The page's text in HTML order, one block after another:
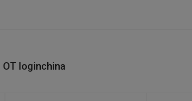
loginchina